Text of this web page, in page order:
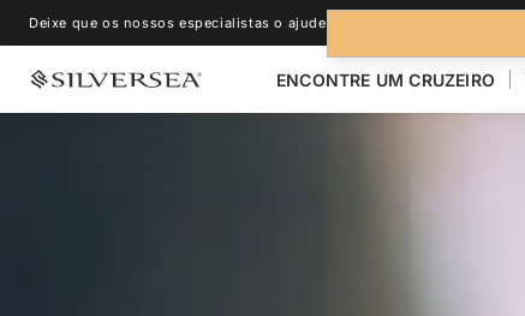
Deixe que os nossos especialistas o ajudem.
ENCONTRE UM CRUZEIRO